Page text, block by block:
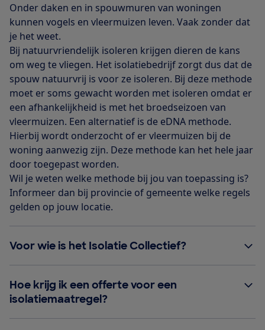
Onder daken en in spouwmuren van woningen
kunnen vogels en vleermuizen leven. Vaak zonder dat
je het weet.
Bij natuurvriendelijk isoleren krijgen dieren de kans
om weg te vliegen. Het isolatiebedrijf zorgt dus dat de
spouw natuurvrij is voor ze isoleren. Bij deze methode
moet er soms gewacht worden met isoleren omdat er
een afhankelijkheid is met het broedseizoen van
vleermuizen. Een alternatief is de eDNA methode.
Hierbij wordt onderzocht of er vleermuizen bij de
woning aanwezig zijn. Deze methode kan het hele jaar
door toegepast worden.
Wil je weten welke methode bij jou van toepassing is?
Informeer dan bij provincie of gemeente welke regels
gelden op jouw locatie.
Voor wie is het Isolatie Collectief?
Hoe krijg ik een offerte voor een
isolatiemaatregel?